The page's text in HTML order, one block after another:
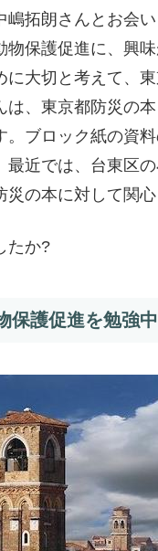
拓朗さんとお会
保護促進に、興
大切と考えて、
は、東京都防災の
ブロック紙の資
近では、台東区
の本に対して関
たか?
保護促進を勉強